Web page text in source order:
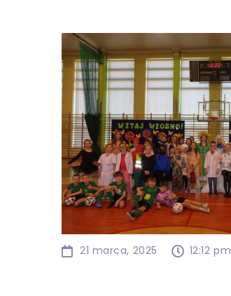
21 marca, 2025 12:12 pm